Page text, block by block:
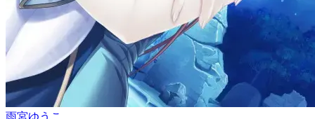
雨宮ゆうこ